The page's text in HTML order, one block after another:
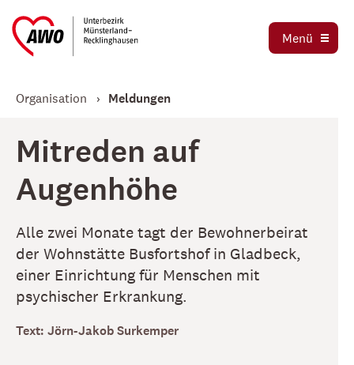
Menü
Organigramm
Betriebsrat
Schwerbehindertenvertretung
Kooperationen und Kooperationspartner
Ausbildung und Praktika
Jetzt spenden
Organisation Meldungen
Mitreden auf
Augenhöhe
Alle zwei Monate tagt der Bewohnerbeirat
der Wohnstätte Busfortshof in Gladbeck,
einer Einrichtung für Menschen mit
psychischer Erkrankung.
Text: Jörn-Jakob Surkemper